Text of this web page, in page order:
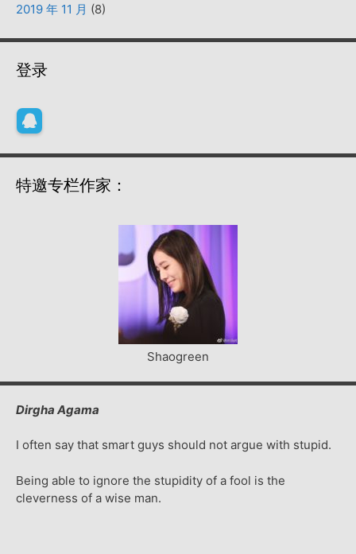
2019 年 11 月 (8)
登录
特邀专栏作家：
Shaogreen
Dirgha Agama
I often say that smart guys should not argue with stupid.
Being able to ignore the stupidity of a fool is the
cleverness of a wise man.